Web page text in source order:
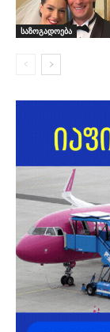
საზოგადოება